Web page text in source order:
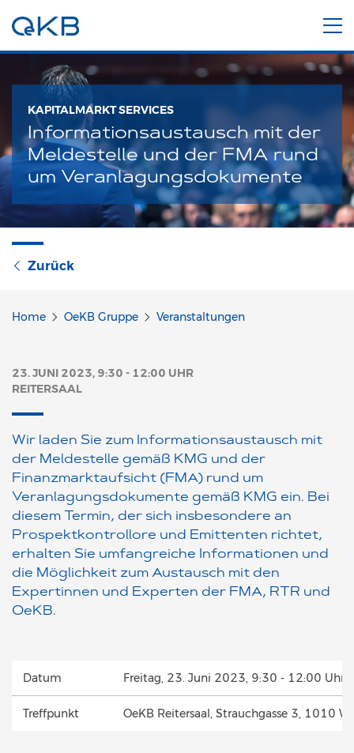
KAPITALMARKT SERVICES
Informationsaustausch mit der
Meldestelle und der FMA rund
um Veranlagungsdokumente
Zurück
Home OeKB Gruppe Veranstaltungen
23. JUNI 2023, 9:30 - 12:00 UHR
REITERSAAL
Wir laden Sie zum Informationsaustausch mit
der Meldestelle gemäß KMG und der
Finanzmarktaufsicht (FMA) rund um
Veranlagungsdokumente gemäß KMG ein. Bei
diesem Termin, der sich insbesondere an
Prospektkontrollore und Emittenten richtet,
erhalten Sie umfangreiche Informationen und
die Möglichkeit zum Austausch mit den
Expertinnen und Experten der FMA, RTR und
OeKB.
Datum Freitag, 23. Juni 2023, 9:30 - 12:00 Uhr
Treffpunkt OeKB Reitersaal, Strauchgasse 3, 1010